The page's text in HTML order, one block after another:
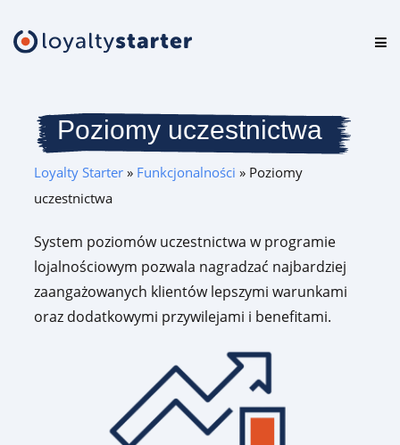
Oferta
Zasoby
Logowanie
Testuj za darmo
Umów prezentację
Poziomy uczestnictwa
Loyalty Starter» Funkcjonalności » Poziomy
uczestnictwa
System poziomów uczestnictwa w programie
lojalnościowym pozwala nagradzać najbardziej
zaangażowanych klientów lepszymi warunkami
oraz dodatkowymi przywilejami i benefitami.